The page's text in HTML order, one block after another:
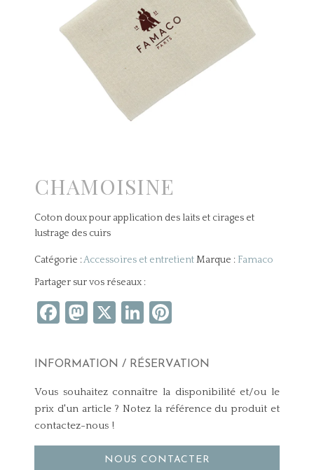
CHAMOISINE
Coton doux pour application des laits et cirages et
lustrage des cuirs
Catégorie :Accessoires et entretient Marque : Famaco
Partager sur vos réseaux :
Facebook
Mastodon
X LinkedIn
INFORMATION / RÉSERVATION
Vous souhaitez connaître la disponibilité et/ou le
prix d'un article ? Notez la référence du produit et
contactez-nous !
NOUS CONTACTER